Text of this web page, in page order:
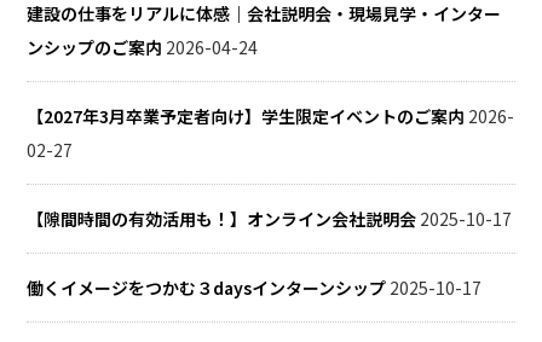
建設の仕事をリアルに体感｜会社説明会・現場見学・インター
ンシップのご案内 2026-04-24
【2027年3月卒業予定者向け】学生限定イベントのご案内 2026-
02-27
【隙間時間の有効活用も！】オンライン会社説明会 2025-10-17
働くイメージをつかむ３daysインターンシップ 2025-10-17